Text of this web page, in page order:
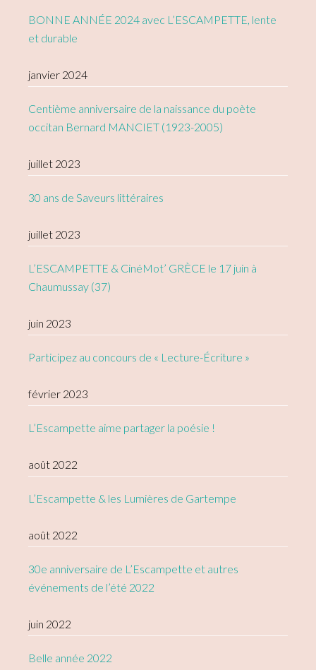
BONNE ANNÉE 2024 avec L’ESCAMPETTE, lente
et durable
janvier 2024
Centième anniversaire de la naissance du poète
occitan Bernard MANCIET (1923-2005)
juillet 2023
30 ans de Saveurs littéraires
juillet 2023
L’ESCAMPETTE & CinéMot’ GRÈCE le 17 juin à
Chaumussay (37)
juin 2023
Participez au concours de « Lecture-Écriture »
février 2023
L’Escampette aime partager la poésie !
août 2022
L’Escampette & les Lumières de Gartempe
août 2022
30e anniversaire de L’Escampette et autres
événements de l’été 2022
juin 2022
Belle année 2022